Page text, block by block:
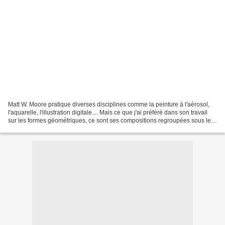
Matt W. Moore pratique diverses disciplines comme la peinture à l'aérosol,
l'aquarelle, l'illustration digitale.... Mais ce que j'ai préféré dans son travail
sur les formes géométriques, ce sont ses compositions regroupées sous le